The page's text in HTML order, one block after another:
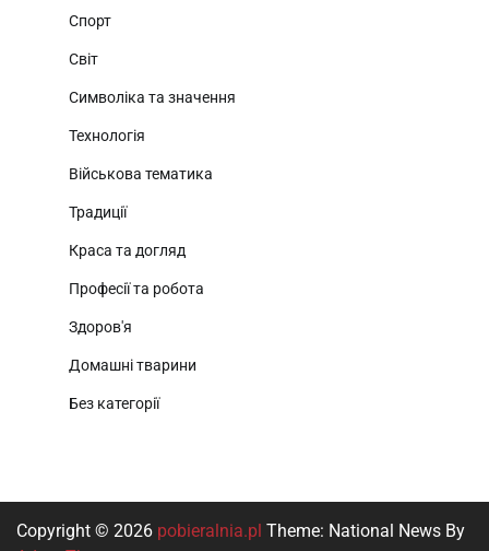
Спорт
Світ
Символіка та значення
Технологія
Військова тематика
Традиції
Краса та догляд
Професії та робота
Здоров'я
Домашні тварини
Без категорії
Copyright © 2026 pobieralnia.pl Theme: National News By